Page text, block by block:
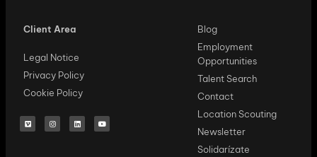
Client Area
Legal Notice
Privacy Policy
Cookie Policy
Blog
Employment
Opportunities
Talent Search
Contact
Location Scouting
Newsletter
Solidarízate